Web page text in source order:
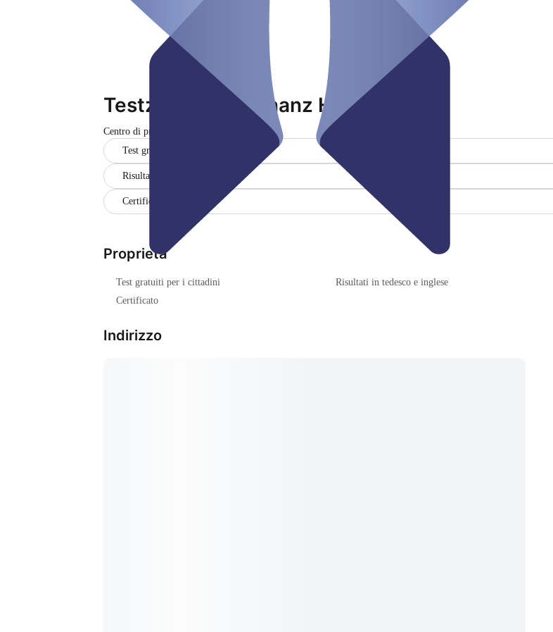
Testzentrum Allfinanz Horn
Centro di prova
Test gratuiti per i cittadini
Risultati in tedesco e inglese
Certificato
Proprietà
Test gratuiti per i cittadini
Risultati in tedesco e inglese
Certificato
Indirizzo